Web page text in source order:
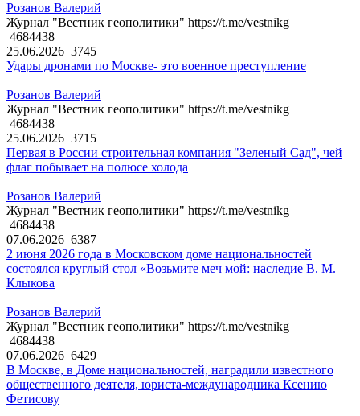
Розанов Валерий
Журнал "Вестник геополитики" https://t.me/vestnikg
4684438
25.06.2026 3745
Удары дронами по Москве- это военное преступление
Розанов Валерий
Журнал "Вестник геополитики" https://t.me/vestnikg
4684438
25.06.2026 3715
Первая в России строительная компания "Зеленый Сад", чей
флаг побывает на полюсе холода
Розанов Валерий
Журнал "Вестник геополитики" https://t.me/vestnikg
4684438
07.06.2026 6387
2 июня 2026 года в Московском доме национальностей
состоялся круглый стол «Возьмите меч мой: наследие В. М.
Клыкова
Розанов Валерий
Журнал "Вестник геополитики" https://t.me/vestnikg
4684438
07.06.2026 6429
В Москве, в Доме национальностей, наградили известного
общественного деятеля, юриста-международника Ксению
Фетисову